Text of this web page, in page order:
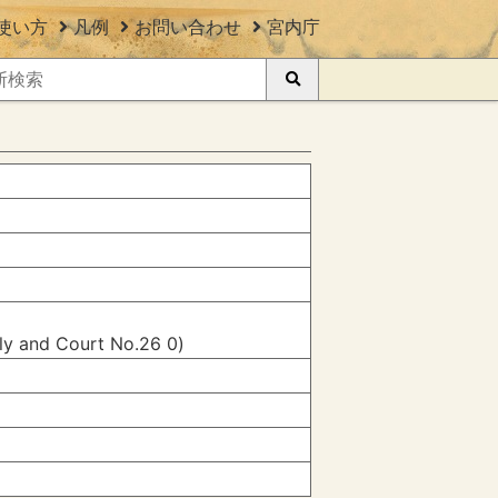
い方 凡例 お問い合わせ 宮内庁
and Court No.26 0)